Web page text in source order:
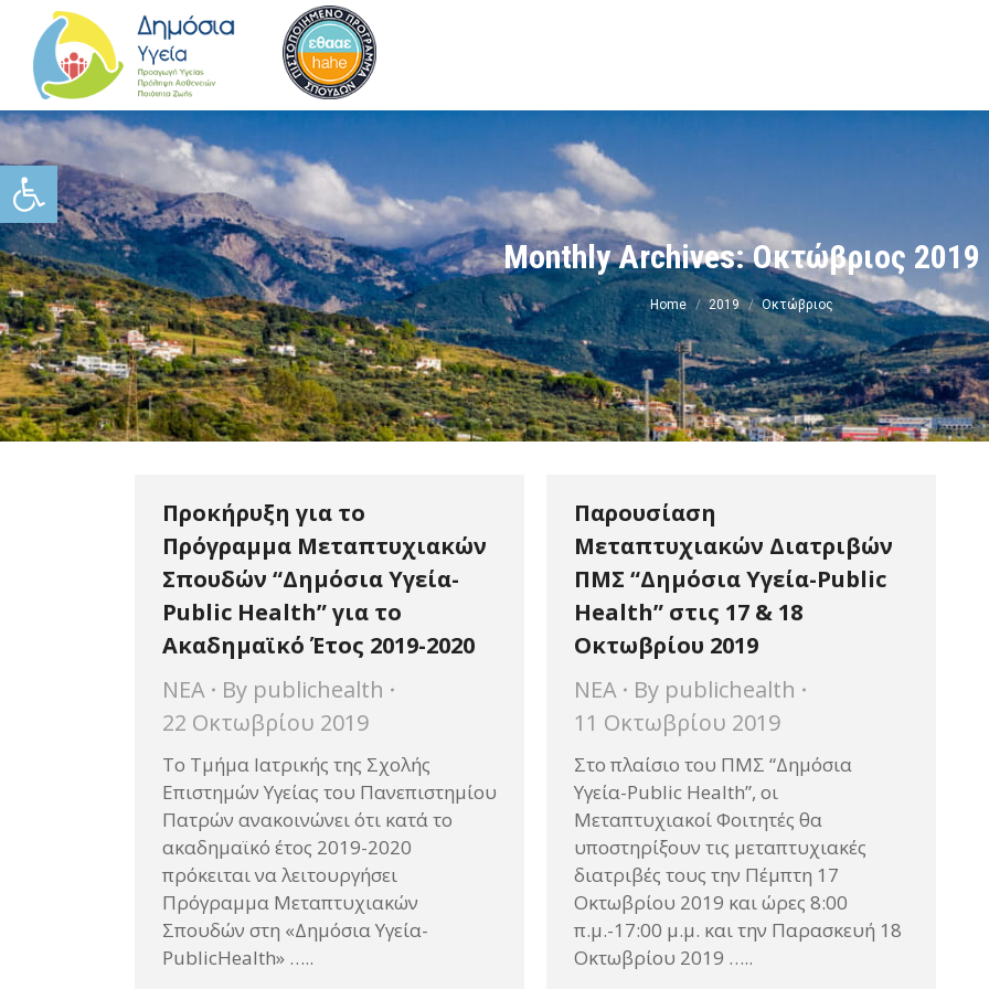
Ανοίξτε τη γραμμή εργαλείων
Monthly Archives:Οκτώβριος 2019
You are here:
Home 2019 Οκτώβριος
Προκήρυξη για το
Πρόγραμμα Μεταπτυχιακών
Σπουδών “Δημόσια Υγεία-
Public Health” για το
Ακαδημαϊκό Έτος 2019-2020
ΝΕΑ
By publichealth
22 Οκτωβρίου 2019
Το Τμήμα Ιατρικής της Σχολής
Επιστημών Υγείας του Πανεπιστημίου
Πατρών ανακοινώνει ότι κατά το
ακαδημαϊκό έτος 2019-2020
πρόκειται να λειτουργήσει
Πρόγραμμα Μεταπτυχιακών
Σπουδών στη «Δημόσια Υγεία-
PublicHealth» …..
Παρουσίαση
Μεταπτυχιακών Διατριβών
ΠΜΣ “Δημόσια Υγεία-Public
Health” στις 17 & 18
Οκτωβρίου 2019
ΝΕΑ
By publichealth
11 Οκτωβρίου 2019
Στο πλαίσιο του ΠΜΣ “Δημόσια
Υγεία-Public Health”, οι
Μεταπτυχιακοί Φοιτητές θα
υποστηρίξουν τις μεταπτυχιακές
διατριβές τους την Πέμπτη 17
Οκτωβρίου 2019 και ώρες 8:00
π.μ.-17:00 μ.μ. και την Παρασκευή 18
Οκτωβρίου 2019 …..